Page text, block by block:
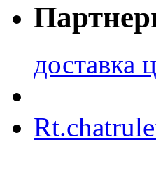
доставка